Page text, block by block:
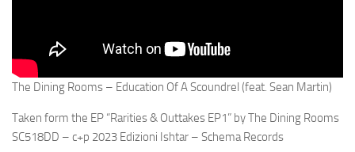
The Dining Rooms – Education Of A Scoundrel (feat. Sean Martin)
Taken form the EP “Rarities & Outtakes EP1” by The Dining Rooms
SC518DD – c+p 2023 Edizioni Ishtar – Schema Records